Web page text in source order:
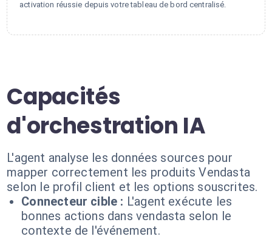
activation réussie depuis votre tableau de bord centralisé.
Capacités
d'orchestration IA
L'agent analyse les données sources pour
mapper correctement les produits Vendasta
selon le profil client et les options souscrites.
Connecteur cible : L'agent exécute les
bonnes actions dans vendasta selon le
contexte de l'événement.